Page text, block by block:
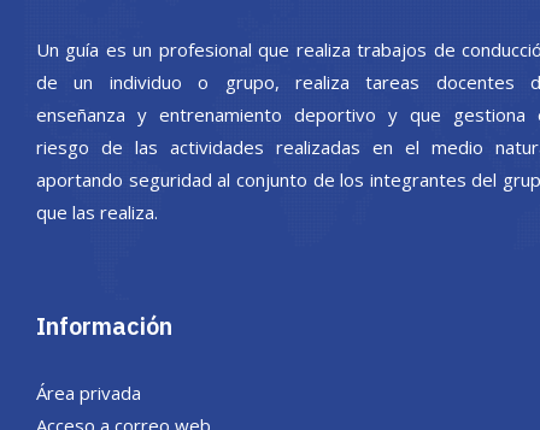
Un guía es un profesional que realiza trabajos de
de un individuo o grupo, realiza tareas docentes
enseñanza y entrenamiento deportivo y que gestiona
riesgo de las actividades realizadas en el medio
aportando seguridad al conjunto de los integrantes del
que las realiza.
Información
Área privada